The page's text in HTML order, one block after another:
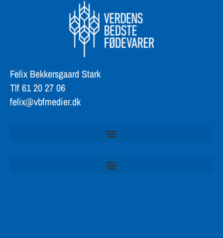
Felix Bekkersgaard Stark
Tlf 61 20 27 06
felix@vbfmedier.dk